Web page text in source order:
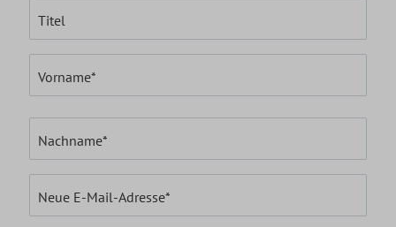
Titel
Vorname*
Nachname*
Neue E-Mail-Adresse*